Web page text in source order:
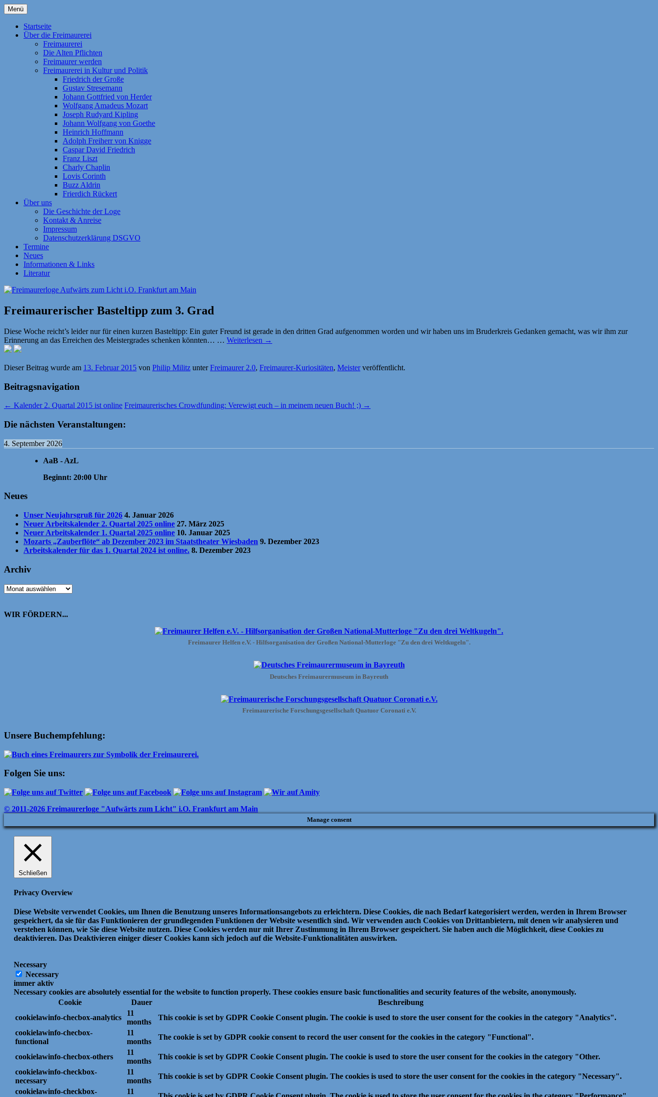
Zum
Inhalt
springen
Freimaurerloge Aufwärts zum Licht i.O. Frankfurt am Main
National-Mutterloge "Zu den drei Weltkugeln". Themen: Freimaurerei | Die Geschichte der Loge | Freimaurer werden | Fragen
und Antworten | Die Alten Pflichten | Kontakt | Anreise | Als Kind der Aufklärung strebt die Freimaurerei noch heute nach den
Idealen „Freiheit, Gleichheit, Brüderlichkeit, Toleranz und Humanität“!
Menü
Startseite
Über die Freimaurerei
Freimaurerei
Die Alten Pflichten
Freimaurer werden
Freimaurerei in Kultur und Politik
Friedrich der Große
Gustav Stresemann
Johann Gottfried von Herder
Wolfgang Amadeus Mozart
Joseph Rudyard Kipling
Johann Wolfgang von Goethe
Heinrich Hoffmann
Adolph Freiherr von Knigge
Caspar David Friedrich
Franz Liszt
Charly Chaplin
Lovis Corinth
Buzz Aldrin
Frierdich Rückert
Über uns
Die Geschichte der Loge
Kontakt & Anreise
Impressum
Datenschutzerklärung DSGVO
Termine
Neues
Informationen & Links
Literatur
Freimaurerischer Basteltipp zum 3. Grad
Diese Woche reicht’s leider nur für einen kurzen Basteltipp: Ein guter Freund ist gerade in den dritten Grad aufgenommen worden und wir haben uns im Bruderkreis Gedanken gemacht, was wir ihm zur
Erinnerung an das Erreichen des Meistergrades schenken könnten… … Weiterlesen →
Dieser Beitrag wurde am 13. Februar 2015 von Philip Militz unterFreimaurer 2.0, Freimaurer-Kuriositäten, Meisterveröffentlicht.
Beitragsnavigation
← Kalender 2. Quartal 2015 ist online Freimaurerisches Crowdfunding: Verewigt euch – in meinem neuen Buch! ;) →
Die nächsten Veranstaltungen:
4. September 2026
AaB - AzL
Beginnt: 20:00 Uhr
Neues
Unser Neujahrsgruß für 2026 4. Januar 2026
Neuer Arbeitskalender 2. Quartal 2025 online 27. März 2025
Neuer Arbeitskalender 1. Quartal 2025 online 10. Januar 2025
Mozarts „Zauberflöte“ ab Dezember 2023 im Staatstheater Wiesbaden 9. Dezember 2023
Arbeitskalender für das 1. Quartal 2024 ist online. 8. Dezember 2023
Archiv
Archiv
WIR FÖRDERN...
Freimaurer Helfen e.V. - Hilfsorganisation der Großen National-Mutterloge "Zu den drei Weltkugeln".
Deutsches Freimaurermuseum in Bayreuth
Freimaurerische Forschungsgesellschaft Quatuor Coronati e.V.
Unsere Buchempfehlung:
Folgen Sie uns:
© 2011-2026 Freimaurerloge "Aufwärts zum Licht" i.O. Frankfurt am Main
Manage consent
Schließen
Privacy Overview
Diese Website verwendet Cookies, um Ihnen die Benutzung unseres Informationsangebots zu erleichtern. Diese Cookies, die nach Bedarf kategorisiert werden, werden in Ihrem Browser
gespeichert, da sie für das Funktionieren der grundlegenden Funktionen der Website wesentlich sind. Wir verwenden auch Cookies von Drittanbietern, mit denen wir analysieren und
verstehen können, wie Sie diese Website nutzen. Diese Cookies werden nur mit Ihrer Zustimmung in Ihrem Browser gespeichert. Sie haben auch die Möglichkeit, diese Cookies zu
deaktivieren. Das Deaktivieren einiger dieser Cookies kann sich jedoch auf die Website-Funktionalitäten auswirken.
Necessary
Necessary
immer aktiv
Necessary cookies are absolutely essential for the website to function properly. These cookies ensure basic functionalities and security features of the website, anonymously.
Cookie
Dauer
Beschreibung
cookielawinfo-checbox-analytics
11
months
This cookie is set by GDPR Cookie Consent plugin. The cookie is used to store the user consent for the cookies in the category "Analytics".
cookielawinfo-checbox-
functional
11
months
The cookie is set by GDPR cookie consent to record the user consent for the cookies in the category "Functional".
cookielawinfo-checbox-others
11
months
This cookie is set by GDPR Cookie Consent plugin. The cookie is used to store the user consent for the cookies in the category "Other.
cookielawinfo-checkbox-
necessary
11
months
This cookie is set by GDPR Cookie Consent plugin. The cookies is used to store the user consent for the cookies in the category "Necessary".
cookielawinfo-checkbox-
11